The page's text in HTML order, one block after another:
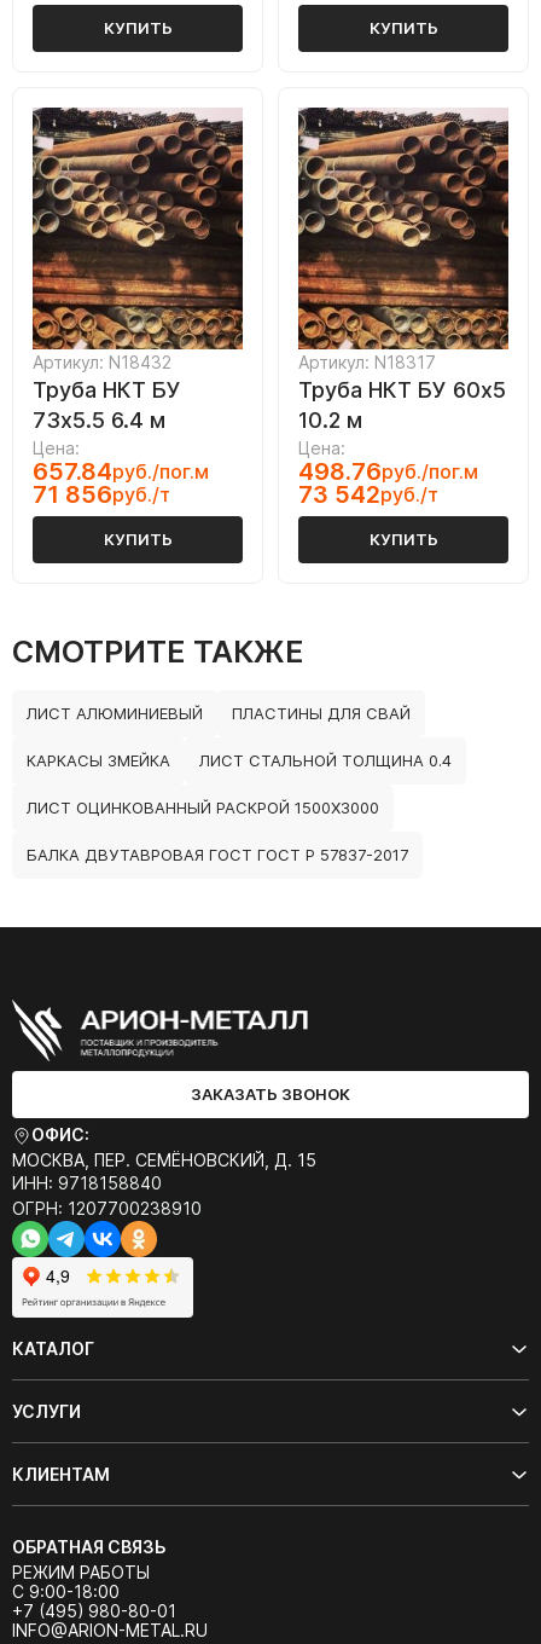
КУПИТЬ КУПИТЬ
Артикул: N18432
Труба НКТ БУ
73х5.5 6.4 м
Цена:
657.84руб./пог.м
71 856руб./т
КУПИТЬ
Артикул: N18317
Труба НКТ БУ 60х5
10.2 м
Цена:
498.76руб./пог.м
73 542руб./т
КУПИТЬ
СМОТРИТЕ ТАКЖЕ
ЛИСТ АЛЮМИНИЕВЫЙ ПЛАСТИНЫ ДЛЯ СВАЙ
КАРКАСЫ ЗМЕЙКА ЛИСТ СТАЛЬНОЙ ТОЛЩИНА 0.4
ЛИСТ ОЦИНКОВАННЫЙ РАСКРОЙ 1500Х3000
БАЛКА ДВУТАВРОВАЯ ГОСТ ГОСТ Р 57837-2017
ЗАКАЗАТЬ ЗВОНОК
ОФИС:
МОСКВА, ПЕР. СЕМЁНОВСКИЙ, Д. 15
ИНН: 9718158840
ОГРН: 1207700238910
КАТАЛОГ
УСЛУГИ
КЛИЕНТАМ
ОБРАТНАЯ СВЯЗЬ
РЕЖИМ РАБОТЫ
С 9:00-18:00
+7 (495) 980-80-01
INFO@ARION-METAL.RU